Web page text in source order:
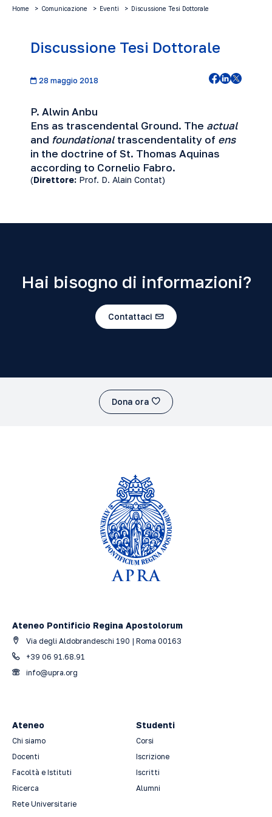
Home Comunicazione Eventi Discussione Tesi Dottorale
Discussione Tesi Dottorale
28 maggio 2018
P. Alwin Anbu
Ens as trascendental Ground. The actual
and foundational trascendentality of ens
in the doctrine of St. Thomas Aquinas
according to Cornelio Fabro.
(Direttore: Prof. D. Alain Contat)
Hai bisogno di informazioni?
Contattaci
Dona ora
Ateneo Pontificio Regina Apostolorum
Via degli Aldobrandeschi 190 | Roma 00163
+39 06 91.68.91
info@upra.org
Ateneo
Chi siamo
Docenti
Facoltà e Istituti
Ricerca
Rete Universitarie
Studenti
Corsi
Iscrizione
Iscritti
Alumni